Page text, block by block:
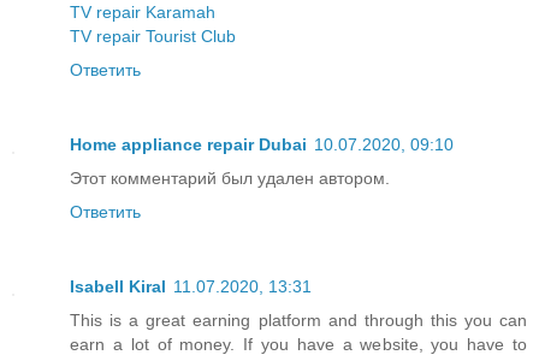
TV repair Karamah
TV repair Tourist Club
Ответить
Home appliance repair Dubai 10.07.2020, 09:10
Этот комментарий был удален автором.
Ответить
Isabell Kiral 11.07.2020, 13:31
This is a great earning platform and through this you can
earn a lot of money. If you have a website, you have to